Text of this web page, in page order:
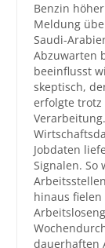
Produkte
Service
Händler
Hilfe und Kontakt
Shop
Benzin
Meldung
Saudi-
Abzuwarten
beeinflusst
skeptisch,
erfolgte
Jobdaten
Signalen. So
hinaus
dauerhaften